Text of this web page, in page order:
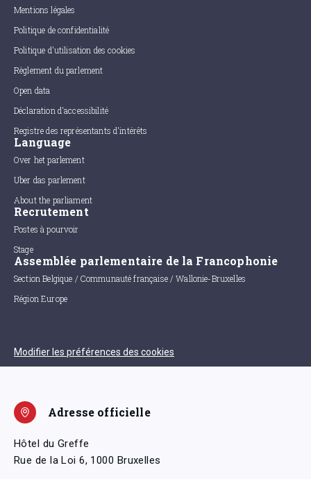
Mentions légales
Politique de confidentialité
Politique d'utilisation des cookies
Règlement du parlement
Open data
Déclaration d'accessibilité
Registre des représentants d'intérêts
Language
Over het parlement
Uber das parlement
About the parliament
Recrutement
Postes à pourvoir
Stage
Assemblée parlementaire de la Francophonie
Section Belgique / Communauté française / Wallonie-Bruxelles
Région Europe
Modifier les préférences des cookies
Adresse officielle
Hôtel du Greffe
Rue de la Loi 6, 1000 Bruxelles